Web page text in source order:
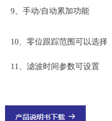
9、手动/自动累加功能
10、零位跟踪范围可以选择
11、滤波时间参数可设置